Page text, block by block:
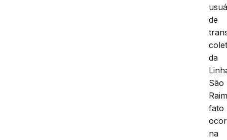
de
da
São
fato
na